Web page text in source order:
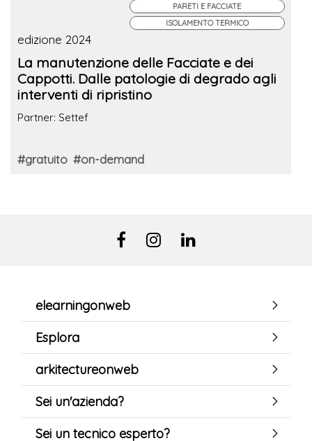
PARETI E FACCIATE
ISOLAMENTO TERMICO
edizione 2024
La manutenzione delle Facciate e dei
Cappotti. Dalle patologie di degrado agli
interventi di ripristino
Partner: Settef
#gratuito #on-demand
elearningonweb
Esplora
arkitectureonweb
Sei un'azienda?
Sei un tecnico esperto?